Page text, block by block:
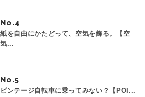
No.
紙を自由にかたどって、空気を飾る。【空
気...
No.
ビンテージ自転車に乗ってみない？【POI...